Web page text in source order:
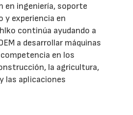
en ingeniería, soporte
y experiencia en
continúa ayudando a
a desarrollar máquinas
en los
la agricultura,
las aplicaciones